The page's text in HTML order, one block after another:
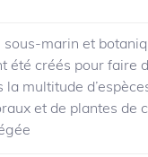
sous-marin et
été créés pour faire
la multitude
et de plantes de